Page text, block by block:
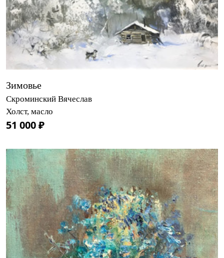
Зимовье
Скроминский Вячеслав
Холст, масло
51 000 ₽